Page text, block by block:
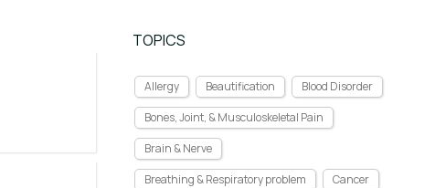
TOPICS
Allergy Beautification
Blood Disorder
Bones, Joint, & Musculoskeletal Pain
Brain & Nerve
Breathing & Respiratory problem
Cancer